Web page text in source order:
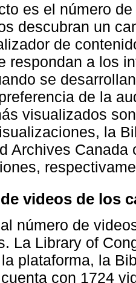
es el número
descubran un
de
respondan a los
se
de la
visualizados
la
Archives
videos de los
número de
La Library of
plataforma, la
con 1724